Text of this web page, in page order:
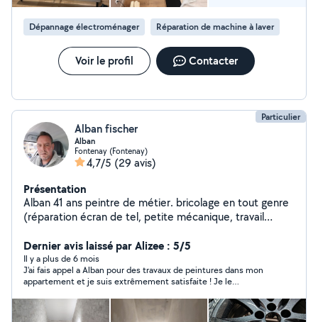
Dépannage électroménager Réparation de machine à laver
Voir le profil Contacter
Particulier
Alban fischer
Alban
Fontenay (Fontenay)
4,7/5 (29 avis)
Présentation
Alban 41 ans peintre de métier. bricolage en tout genre
(réparation écran de tel, petite mécanique, travail
Dernier avis laissé par Alizee : 5/5
Il y a plus de 6 mois
J'ai fais appel a Alban pour des travaux de peintures dans mon
appartement et je suis extrêmement satisfaite ! Je le
et son travail est de grande qualité, le tout a un prix très
raisonnable !